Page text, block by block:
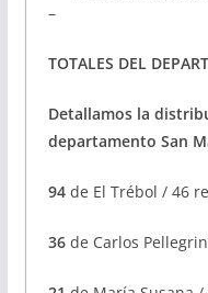
–
TOTALES DEL
Detallamos la
departamento San
94 de El Trébol / 46
36de Carlos